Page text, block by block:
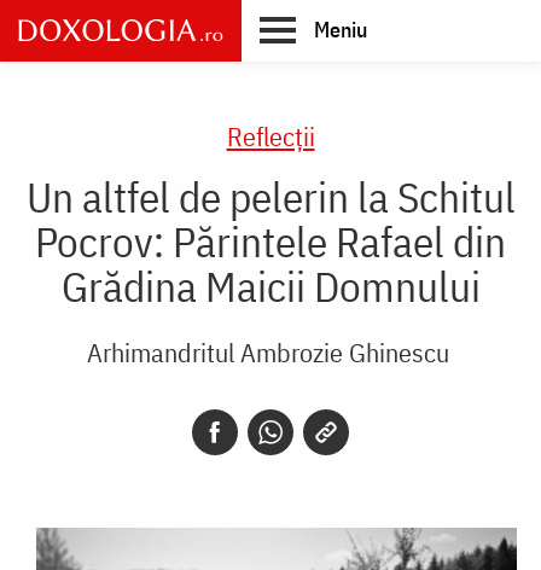
Skip
to
main
Meniu
Reflecții
Un altfel de pelerin la Schitul
Pocrov: Părintele Rafael din
Grădina Maicii Domnului
Arhimandritul Ambrozie Ghinescu